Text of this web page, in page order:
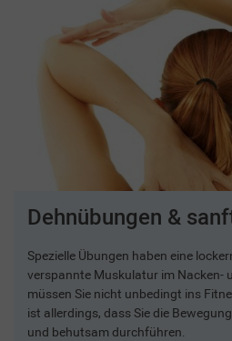
Dehnübungen &
Spezielle Übungen haben eine
verspannte Muskulatur im Nacken-
müssen Sie nicht unbedingt ins
ist allerdings, dass Sie die
und behutsam durchführen.